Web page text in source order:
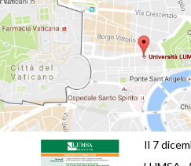
La scuola primaria
ADOLESCENZA
L’adolescente Montessori
Le scuole olandesi
Il 7